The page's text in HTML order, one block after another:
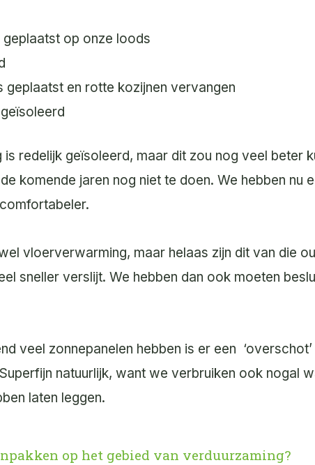
op onze loods
geplaatst en rotte kozijnen vervangen
redelijk geïsoleerd, maar dit zou nog veel beter
komende jaren nog niet te doen. We hebben
vloerverwarming, maar helaas zijn dit van die
sneller verslijt. We hebben dan ook moeten
veel zonnepanelen hebben is er een
natuurlijk, want we verbruiken ook nogal
laten leggen.
op het gebied van verduurzaming?